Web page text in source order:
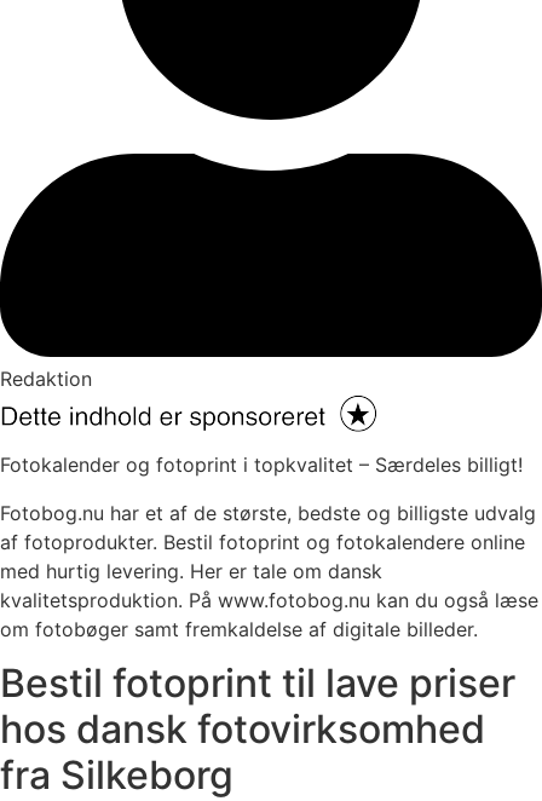
Redaktion
Fotokalender og fotoprint i topkvalitet – Særdeles billigt!
Fotobog.nu har et af de største, bedste og billigste udvalg
af fotoprodukter. Bestil fotoprint og fotokalendere online
med hurtig levering. Her er tale om dansk
kvalitetsproduktion. På www.fotobog.nu kan du også læse
om fotobøger samt fremkaldelse af digitale billeder.
Bestil fotoprint til lave priser
hos dansk fotovirksomhed
fra Silkeborg